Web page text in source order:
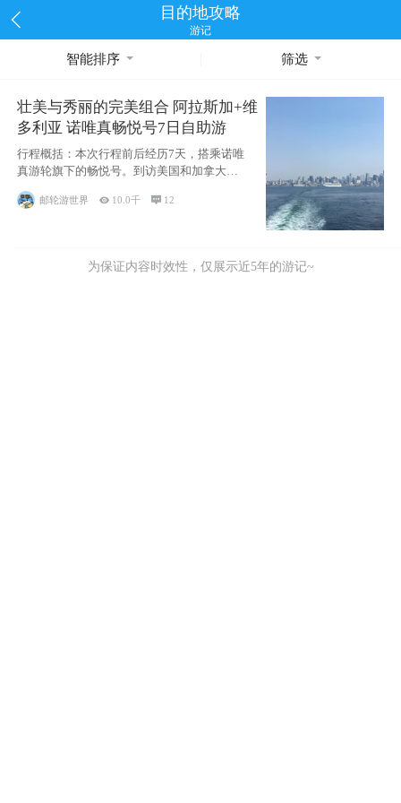
目的地攻略
游记
智能排序 筛选
壮美与秀丽的完美组合 阿拉斯加+维
多利亚 诺唯真畅悦号7日自助游
行程概括：本次行程前后经历7天，搭乘诺唯
真游轮旗下的畅悦号。到访美国和加拿大的4
个州/省：美国华盛顿州
邮轮游世界  10.0千  12
为保证内容时效性，仅展示近5年的游记~